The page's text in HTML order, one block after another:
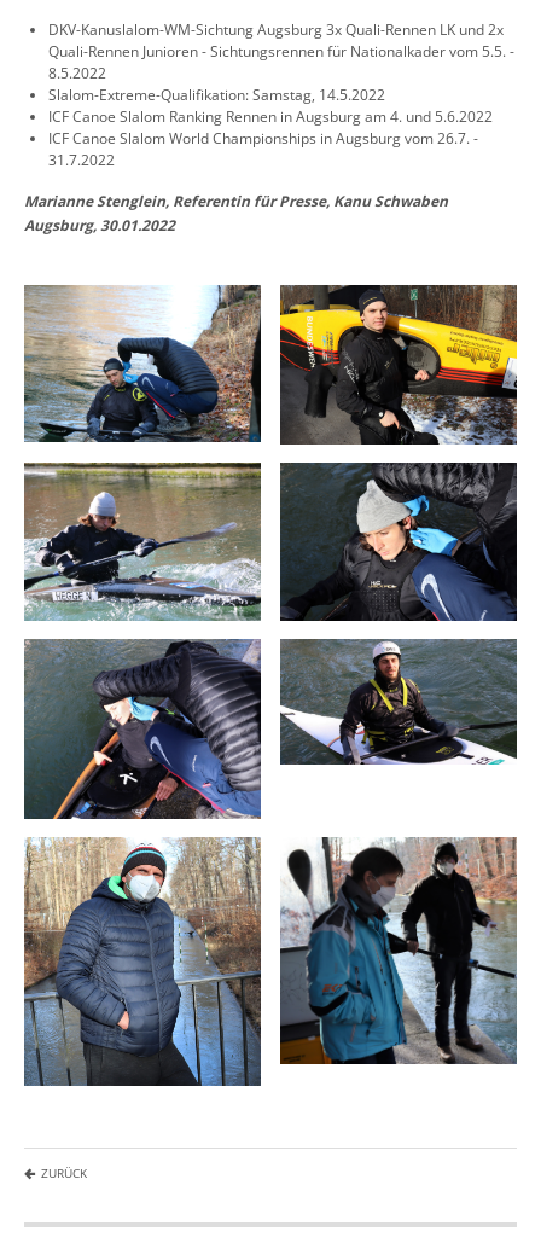
DKV-Kanuslalom-WM-Sichtung Augsburg 3x Quali-Rennen LK und 2x
Quali-Rennen Junioren - Sichtungsrennen für Nationalkader vom 5.5. -
8.5.2022
Slalom-Extreme-Qualifikation: Samstag, 14.5.2022
ICF Canoe Slalom Ranking Rennen in Augsburg am 4. und 5.6.2022
ICF Canoe Slalom World Championships in Augsburg vom 26.7. -
31.7.2022
Marianne Stenglein, Referentin für Presse, Kanu Schwaben
Augsburg, 30.01.2022
ZURÜCK